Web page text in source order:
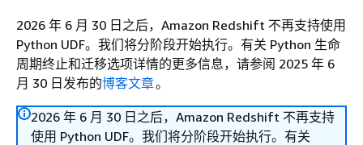
2026 年 6 月 30 日之后，Amazon Redshift 不再支持使用
Python UDF。我们将分阶段开始执行。有关 Python 生命
周期终止和迁移选项详情的更多信息，请参阅 2025 年 6
月 30 日发布的博客文章。
2026 年 6 月 30 日之后，Amazon Redshift 不再支持
使用 Python UDF。我们将分阶段开始执行。有关